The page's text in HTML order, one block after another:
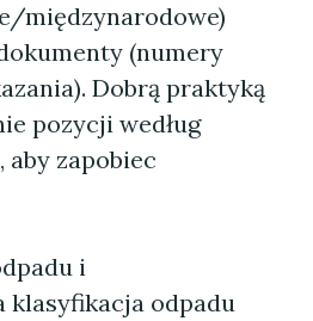
międzynarodowe)
(numery
Dobrą praktyką
pozycji według
aby zapobiec
i
klasyfikacja odpadu